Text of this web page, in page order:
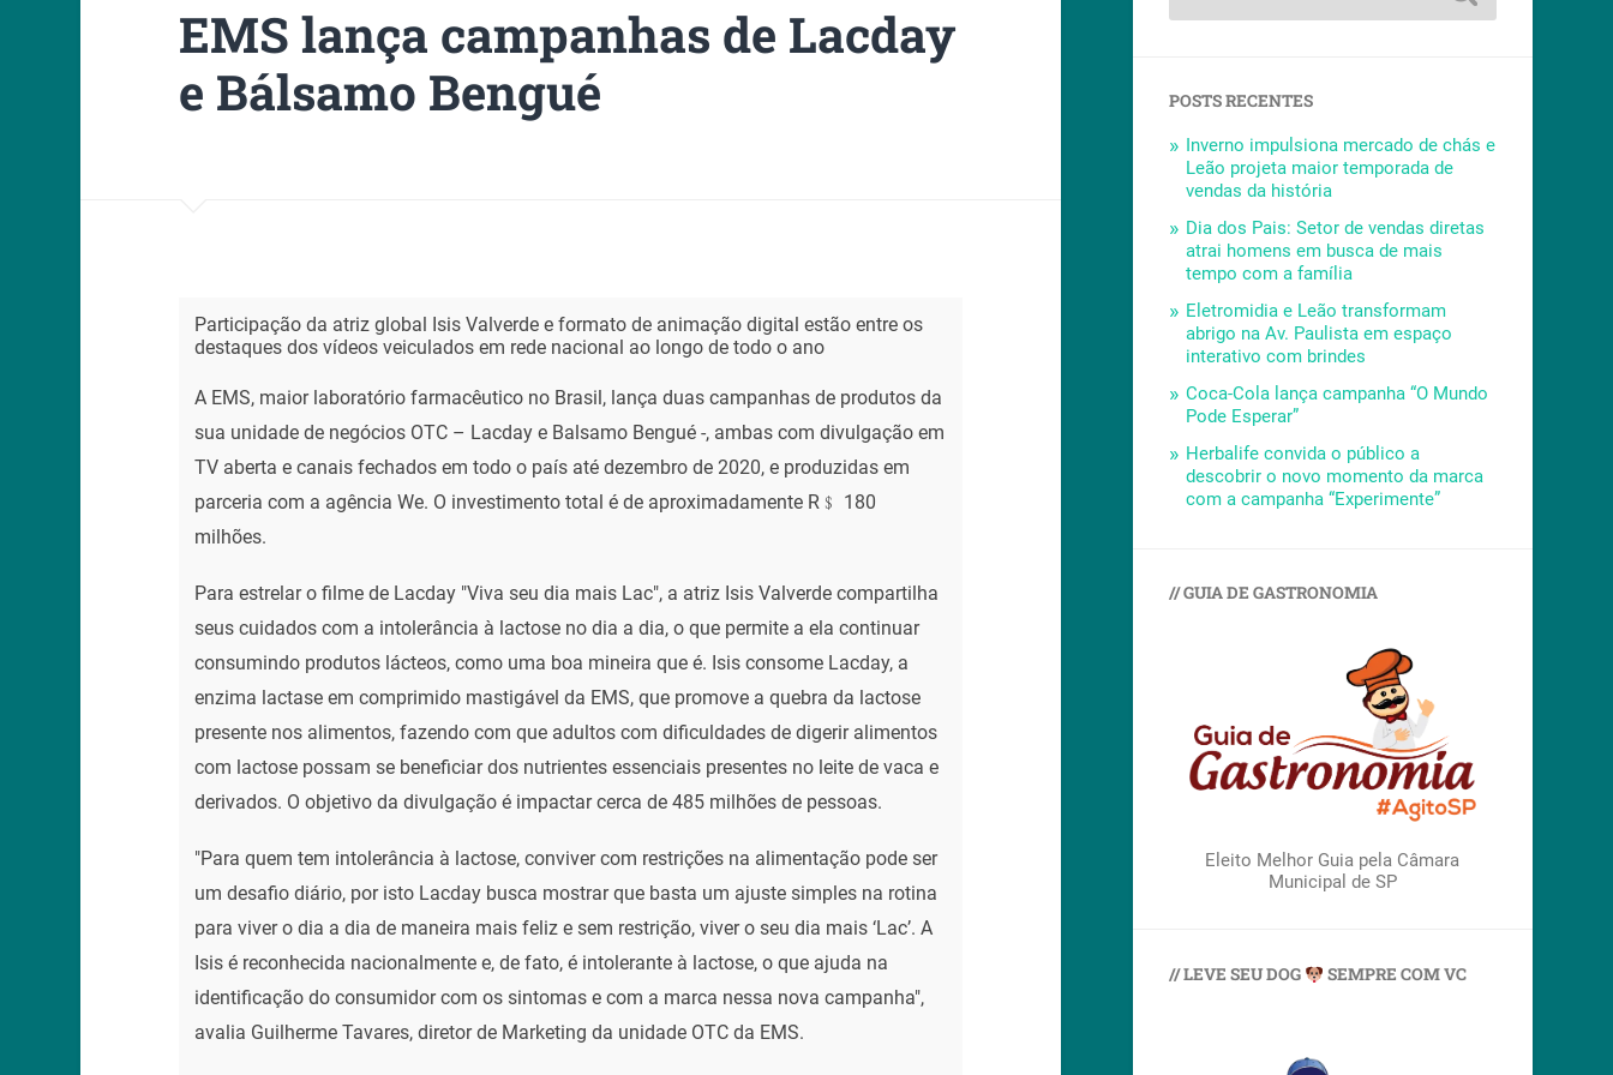
EMS lança campanhas de Lacday
e Bálsamo Bengué
Participação da atriz global Isis Valverde e formato de animação digital estão entre os
destaques dos vídeos veiculados em rede nacional ao longo de todo o ano
A EMS, maior laboratório farmacêutico no Brasil, lança duas campanhas de produtos da
sua unidade de negócios OTC – Lacday e Balsamo Bengué -, ambas com divulgação em
TV aberta e canais fechados em todo o país até dezembro de 2020, e produzidas em
parceria com a agência We. O investimento total é de aproximadamente R﹩ 180
milhões.
Para estrelar o filme de Lacday "Viva seu dia mais Lac", a atriz Isis Valverde compartilha
seus cuidados com a intolerância à lactose no dia a dia, o que permite a ela continuar
consumindo produtos lácteos, como uma boa mineira que é. Isis consome Lacday, a
enzima lactase em comprimido mastigável da EMS, que promove a quebra da lactose
presente nos alimentos, fazendo com que adultos com dificuldades de digerir alimentos
com lactose possam se beneficiar dos nutrientes essenciais presentes no leite de vaca e
derivados. O objetivo da divulgação é impactar cerca de 485 milhões de pessoas.
"Para quem tem intolerância à lactose, conviver com restrições na alimentação pode ser
um desafio diário, por isto Lacday busca mostrar que basta um ajuste simples na rotina
para viver o dia a dia de maneira mais feliz e sem restrição, viver o seu dia mais ‘Lac’. A
Isis é reconhecida nacionalmente e, de fato, é intolerante à lactose, o que ajuda na
identificação do consumidor com os sintomas e com a marca nessa nova campanha",
avalia Guilherme Tavares, diretor de Marketing da unidade OTC da EMS.
POSTS RECENTES
Inverno impulsiona mercado de chás e
Leão projeta maior temporada de
vendas da história
Dia dos Pais: Setor de vendas diretas
atrai homens em busca de mais
tempo com a família
Eletromidia e Leão transformam
abrigo na Av. Paulista em espaço
interativo com brindes
Coca-Cola lança campanha “O Mundo
Pode Esperar”
Herbalife convida o público a
descobrir o novo momento da marca
com a campanha “Experimente”
// GUIA DE GASTRONOMIA
Eleito Melhor Guia pela Câmara
Municipal de SP
// LEVE SEU DOG SEMPRE COM VC